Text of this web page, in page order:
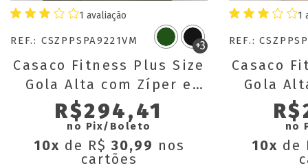
1 avaliação
REF.: CSZPPSPA9221VM +3
Casaco Fitness Plus Size
Gola Alta com Zíper e
Bolsos Letícia
R$294,41
no Pix/Boleto
10x de R$ 30,99 nos
cartões
1
REF.:
Casaco
Gola
no
10x de